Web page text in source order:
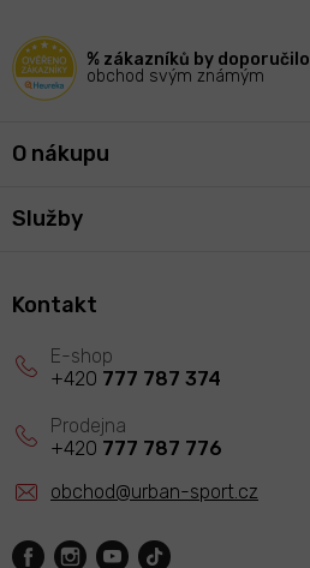
% zákazníků by doporučilo
obchod svým známým
O nákupu
Služby
Kontakt
obchod@urban-sport.cz
+420 777 787 374
+420 777 787 776